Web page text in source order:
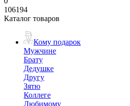
106194
Каталог товаров
Кому подарок
Мужчине
Брату
Дедушке
Другу
Зятю
Коллеге
Любимому